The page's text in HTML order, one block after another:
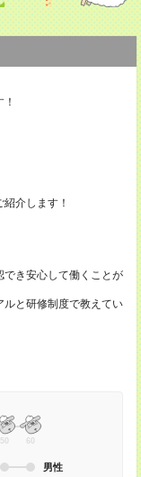
介します！
でき安心して働くことが
ルと研修制度で教えてい
50 60
男性